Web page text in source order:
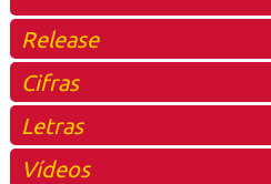
Release
Cifras
Letras
Vídeos